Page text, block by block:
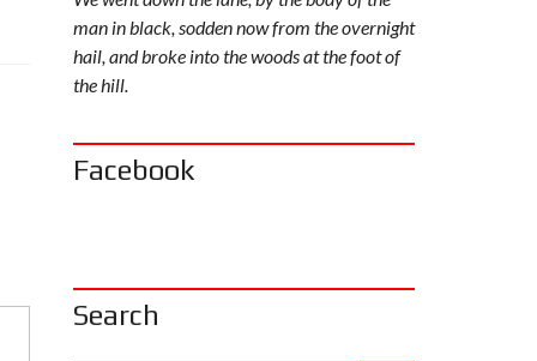
man in black, sodden now from the overnight
hail, and broke into the woods at the foot of
the hill.
Facebook
Search